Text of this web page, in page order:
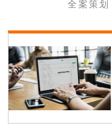
全案策划